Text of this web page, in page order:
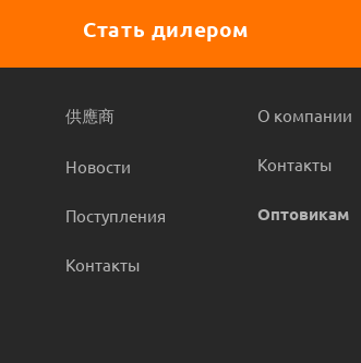
Стать дилером
供應商
Новости
Поступления
Контакты
О компании
Контакты
Оптовикам